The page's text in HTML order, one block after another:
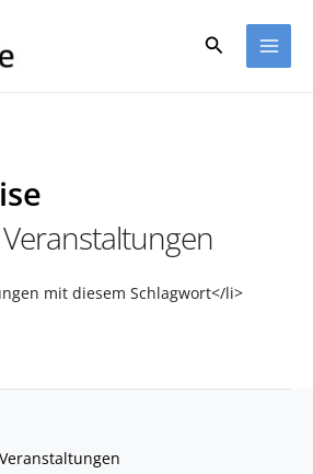
Suchen
mit diesem Schlagwort</li>
Veranstaltungen